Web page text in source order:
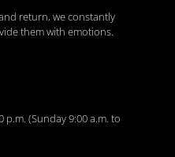
return, we constantly
them with emotions.
p.m. (Sunday 9:00 a.m. to